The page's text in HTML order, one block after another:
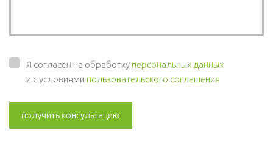
Я согласен на обработкуперсональных данных
и с условиями пользовательского соглашения
получить консультацию